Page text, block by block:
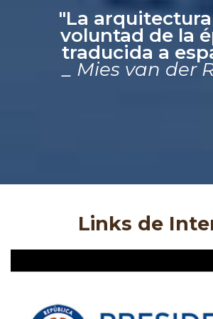
"La arquitectura
voluntad de la
traducida a
_ Mies van der
Links de